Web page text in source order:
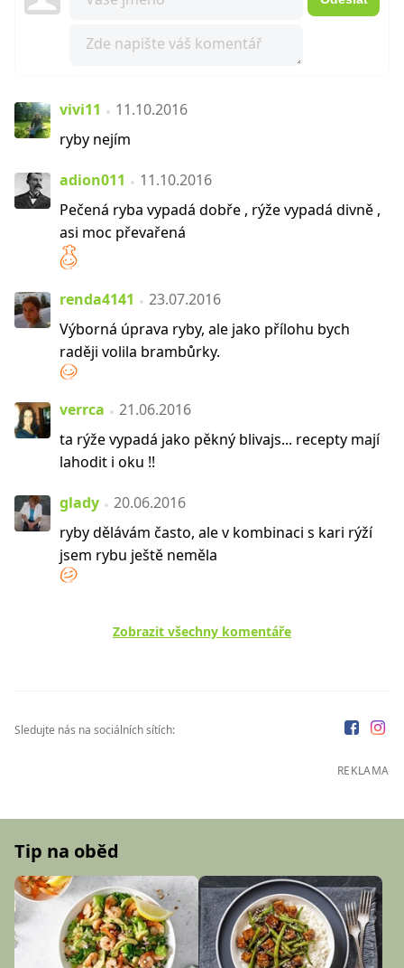
vivi11
11.10.2016
ryby nejím
adion011
11.10.2016
Pečená ryba vypadá dobře , rýže vypadá divně ,
asi moc převařená
renda4141
23.07.2016
Výborná úprava ryby, ale jako přílohu bych
raději volila brambůrky.
verrca
21.06.2016
ta rýže vypadá jako pěkný blivajs... recepty mají
lahodit i oku !!
glady
20.06.2016
ryby dělávám často, ale v kombinaci s kari rýží
jsem rybu ještě neměla
Zobrazit všechny komentáře
Sledujte nás na sociálních sítích:
REKLAMA
Tip na oběd